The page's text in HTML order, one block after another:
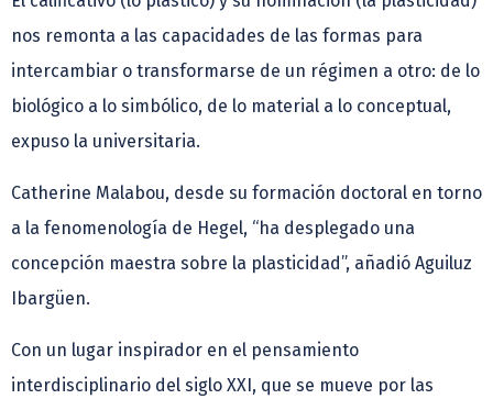
nos remonta a las capacidades de las formas para
intercambiar o transformarse de un régimen a otro: de lo
biológico a lo simbólico, de lo material a lo conceptual,
expuso la universitaria.
Catherine Malabou, desde su formación doctoral en torno
a la fenomenología de Hegel, “ha desplegado una
concepción maestra sobre la plasticidad”, añadió Aguiluz
Ibargüen.
Con un lugar inspirador en el pensamiento
interdisciplinario del siglo XXI, que se mueve por las